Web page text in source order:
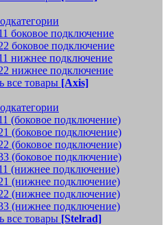
боковое подключение
боковое подключение
нижнее подключение
нижнее подключение
все товары [Axis]
(боковое подключение)
(боковое подключение)
(боковое подключение)
(боковое подключение)
(нижнее подключение)
(нижнее подключение)
(нижнее подключение)
(нижнее подключение)
все товары [Stelrad]